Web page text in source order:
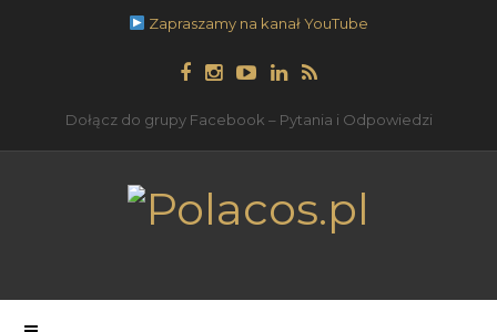
Zapraszamy na kanał YouTube
Dołącz do grupy Facebook – Pytania i Odpowiedzi